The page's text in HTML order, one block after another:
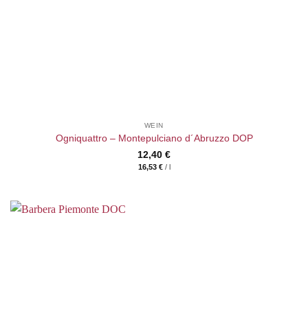
WEIN
Ogniquattro – Montepulciano d´Abruzzo DOP
12,40 €
16,53 €/